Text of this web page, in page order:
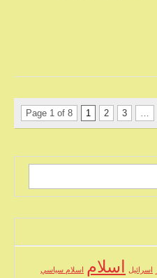
Page 1 of 8 1 2 3 …
اسرائيل اسلام اسلام سياسي